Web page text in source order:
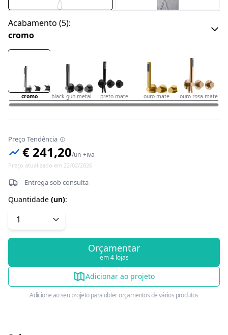
Acabamento (5):
cromo
cromo black gun metal preto mate ouro mate ouro rosa mate
Preço Tendência
€ 241,20/un +iva
Preço atualizado em 22/02/2026
Entrega sob consulta
Quantidade (un):
Orçamentar
em 4 lojas
Adicionar ao projeto
Adicione ao seu projeto para obter orçamentos de vários produtos